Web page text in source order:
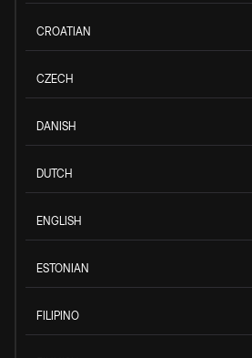
CROATIAN
CZECH
DANISH
DUTCH
ENGLISH
ESTONIAN
FILIPINO